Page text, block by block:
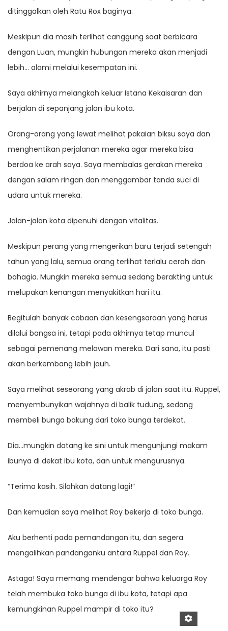
ditinggalkan oleh Ratu Rox baginya.
Meskipun dia masih terlihat canggung saat berbicara
dengan Luan, mungkin hubungan mereka akan menjadi
lebih… alami melalui kesempatan ini.
Saya akhirnya melangkah keluar Istana Kekaisaran dan
berjalan di sepanjang jalan ibu kota.
Orang-orang yang lewat melihat pakaian biksu saya dan
menghentikan perjalanan mereka agar mereka bisa
berdoa ke arah saya. Saya membalas gerakan mereka
dengan salam ringan dan menggambar tanda suci di
udara untuk mereka.
Jalan-jalan kota dipenuhi dengan vitalitas.
Meskipun perang yang mengerikan baru terjadi setengah
tahun yang lalu, semua orang terlihat terlalu cerah dan
bahagia. Mungkin mereka semua sedang berakting untuk
melupakan kenangan menyakitkan hari itu.
Begitulah banyak cobaan dan kesengsaraan yang harus
dilalui bangsa ini, tetapi pada akhirnya tetap muncul
sebagai pemenang melawan mereka. Dari sana, itu pasti
akan berkembang lebih jauh.
Saya melihat seseorang yang akrab di jalan saat itu. Ruppel,
menyembunyikan wajahnya di balik tudung, sedang
membeli bunga bakung dari toko bunga terdekat.
Dia…mungkin datang ke sini untuk mengunjungi makam
ibunya di dekat ibu kota, dan untuk mengurusnya.
“Terima kasih. Silahkan datang lagi!”
Dan kemudian saya melihat Roy bekerja di toko bunga.
Aku berhenti pada pemandangan itu, dan segera
mengalihkan pandanganku antara Ruppel dan Roy.
Astaga! Saya memang mendengar bahwa keluarga Roy
telah membuka toko bunga di ibu kota, tetapi apa
kemungkinan Ruppel mampir di toko itu?